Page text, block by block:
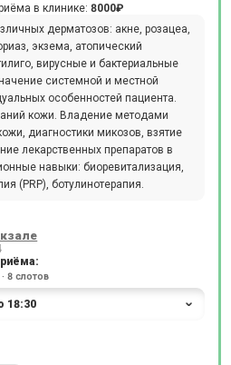
в клинике: 8000₽
дерматозов: акне, розацеа,
экзема, атопический
вирусные и бактериальные
системной и местной
особенностей пациента.
кожи. Владение методами
диагностики микозов, взятие
лекарственных препаратов в
навыки: биоревитализация,
(PRP), ботулинотерапия.
8 слотов